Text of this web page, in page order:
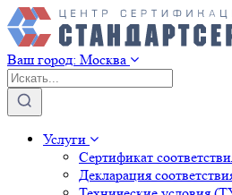
Ваш город: Москва
Услуги
Сертификат
Декларация